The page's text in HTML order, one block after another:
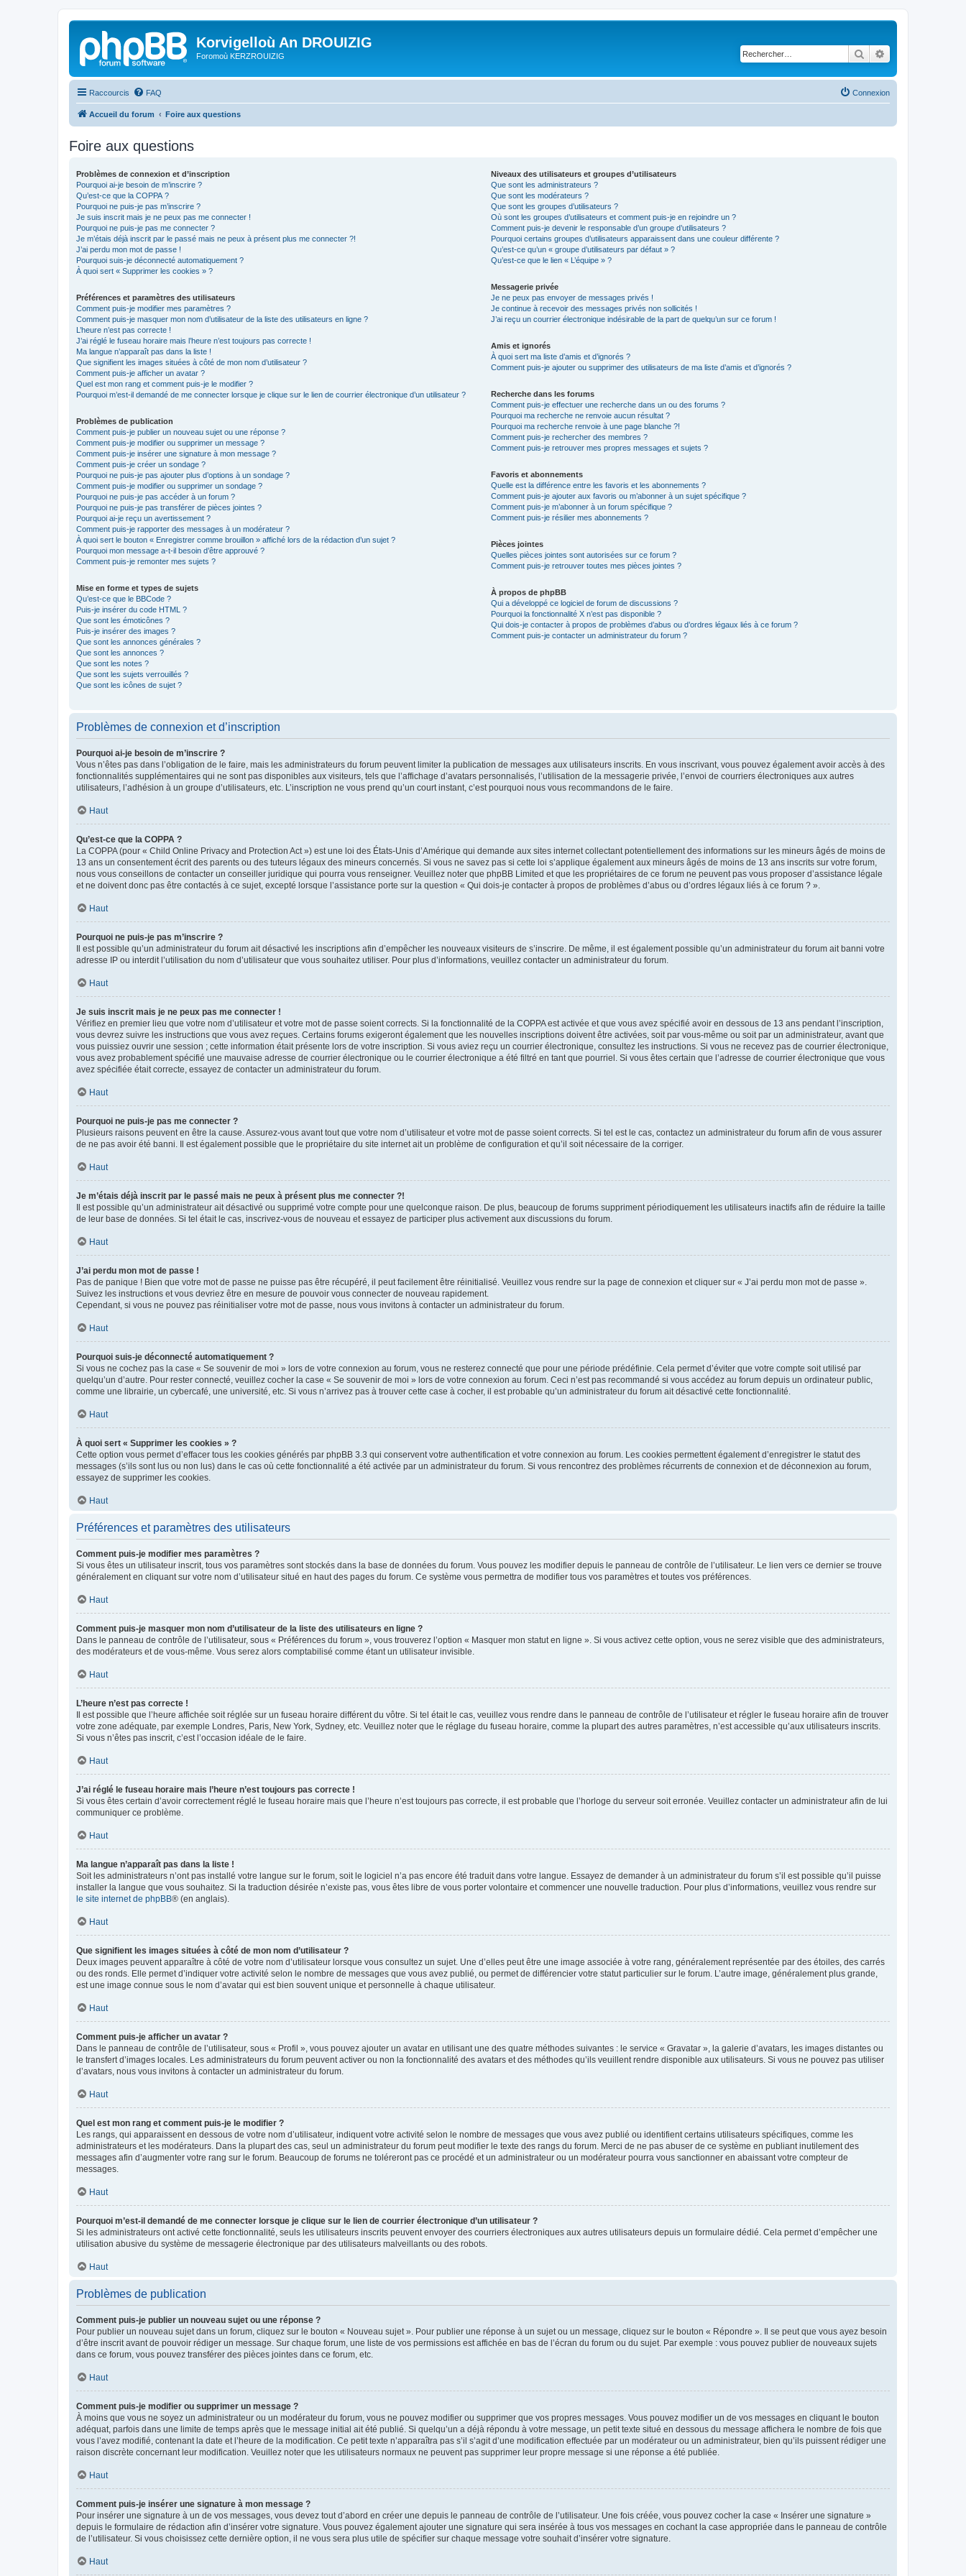
Korvigelloù An DROUIZIG
Foromoù KERZROUIZIG Rechercher
Raccourcis FAQ Connexion
Accueil du forum Foire aux questions
Foire aux questions
Problèmes de connexion et d’inscription
Pourquoi ai-je besoin de m’inscrire ?
Qu’est-ce que la COPPA ?
Pourquoi ne puis-je pas m’inscrire ?
Je suis inscrit mais je ne peux pas me connecter !
Pourquoi ne puis-je pas me connecter ?
Je m’étais déjà inscrit par le passé mais ne peux à présent plus me connecter ?!
J’ai perdu mon mot de passe !
Pourquoi suis-je déconnecté automatiquement ?
À quoi sert « Supprimer les cookies » ?
Préférences et paramètres des utilisateurs
Comment puis-je modifier mes paramètres ?
Comment puis-je masquer mon nom d’utilisateur de la liste des utilisateurs en ligne ?
L’heure n’est pas correcte !
J’ai réglé le fuseau horaire mais l’heure n’est toujours pas correcte !
Ma langue n’apparaît pas dans la liste !
Que signifient les images situées à côté de mon nom d’utilisateur ?
Comment puis-je afficher un avatar ?
Quel est mon rang et comment puis-je le modifier ?
Pourquoi m’est-il demandé de me connecter lorsque je clique sur le lien de courrier électronique d’un utilisateur ?
Problèmes de publication
Comment puis-je publier un nouveau sujet ou une réponse ?
Comment puis-je modifier ou supprimer un message ?
Comment puis-je insérer une signature à mon message ?
Comment puis-je créer un sondage ?
Pourquoi ne puis-je pas ajouter plus d’options à un sondage ?
Comment puis-je modifier ou supprimer un sondage ?
Pourquoi ne puis-je pas accéder à un forum ?
Pourquoi ne puis-je pas transférer de pièces jointes ?
Pourquoi ai-je reçu un avertissement ?
Comment puis-je rapporter des messages à un modérateur ?
À quoi sert le bouton « Enregistrer comme brouillon » affiché lors de la rédaction d’un sujet ?
Pourquoi mon message a-t-il besoin d’être approuvé ?
Comment puis-je remonter mes sujets ?
Mise en forme et types de sujets
Qu’est-ce que le BBCode ?
Puis-je insérer du code HTML ?
Que sont les émoticônes ?
Puis-je insérer des images ?
Que sont les annonces générales ?
Que sont les annonces ?
Que sont les notes ?
Que sont les sujets verrouillés ?
Que sont les icônes de sujet ?
Niveaux des utilisateurs et groupes d’utilisateurs
Que sont les administrateurs ?
Que sont les modérateurs ?
Que sont les groupes d’utilisateurs ?
Où sont les groupes d’utilisateurs et comment puis-je en rejoindre un ?
Comment puis-je devenir le responsable d’un groupe d’utilisateurs ?
Pourquoi certains groupes d’utilisateurs apparaissent dans une couleur différente ?
Qu’est-ce qu’un « groupe d’utilisateurs par défaut » ?
Qu’est-ce que le lien « L’équipe » ?
Messagerie privée
Je ne peux pas envoyer de messages privés !
Je continue à recevoir des messages privés non sollicités !
J’ai reçu un courrier électronique indésirable de la part de quelqu’un sur ce forum !
Amis et ignorés
À quoi sert ma liste d’amis et d’ignorés ?
Comment puis-je ajouter ou supprimer des utilisateurs de ma liste d’amis et d’ignorés ?
Recherche dans les forums
Comment puis-je effectuer une recherche dans un ou des forums ?
Pourquoi ma recherche ne renvoie aucun résultat ?
Pourquoi ma recherche renvoie à une page blanche ?!
Comment puis-je rechercher des membres ?
Comment puis-je retrouver mes propres messages et sujets ?
Favoris et abonnements
Quelle est la différence entre les favoris et les abonnements ?
Comment puis-je ajouter aux favoris ou m’abonner à un sujet spécifique ?
Comment puis-je m’abonner à un forum spécifique ?
Comment puis-je résilier mes abonnements ?
Pièces jointes
Quelles pièces jointes sont autorisées sur ce forum ?
Comment puis-je retrouver toutes mes pièces jointes ?
À propos de phpBB
Qui a développé ce logiciel de forum de discussions ?
Pourquoi la fonctionnalité X n’est pas disponible ?
Qui dois-je contacter à propos de problèmes d’abus ou d’ordres légaux liés à ce forum ?
Comment puis-je contacter un administrateur du forum ?
Problèmes de connexion et d’inscription
Pourquoi ai-je besoin de m’inscrire ?
Vous n’êtes pas dans l’obligation de le faire, mais les administrateurs du forum peuvent limiter la publication de messages aux utilisateurs inscrits. En vous inscrivant, vous pouvez également avoir accès à des
fonctionnalités supplémentaires qui ne sont pas disponibles aux visiteurs, tels que l’affichage d’avatars personnalisés, l’utilisation de la messagerie privée, l’envoi de courriers électroniques aux autres
utilisateurs, l’adhésion à un groupe d’utilisateurs, etc. L’inscription ne vous prend qu’un court instant, c’est pourquoi nous vous recommandons de le faire.
Haut
Qu’est-ce que la COPPA ?
La COPPA (pour « Child Online Privacy and Protection Act ») est une loi des États-Unis d’Amérique qui demande aux sites internet collectant potentiellement des informations sur les mineurs âgés de moins de
13 ans un consentement écrit des parents ou des tuteurs légaux des mineurs concernés. Si vous ne savez pas si cette loi s’applique également aux mineurs âgés de moins de 13 ans inscrits sur votre forum,
nous vous conseillons de contacter un conseiller juridique qui pourra vous renseigner. Veuillez noter que phpBB Limited et que les propriétaires de ce forum ne peuvent pas vous proposer d’assistance légale
et ne doivent donc pas être contactés à ce sujet, excepté lorsque l’assistance porte sur la question « Qui dois-je contacter à propos de problèmes d’abus ou d’ordres légaux liés à ce forum ? ».
Haut
Pourquoi ne puis-je pas m’inscrire ?
Il est possible qu’un administrateur du forum ait désactivé les inscriptions afin d’empêcher les nouveaux visiteurs de s’inscrire. De même, il est également possible qu’un administrateur du forum ait banni votre
adresse IP ou interdit l’utilisation du nom d’utilisateur que vous souhaitez utiliser. Pour plus d’informations, veuillez contacter un administrateur du forum.
Haut
Je suis inscrit mais je ne peux pas me connecter !
Vérifiez en premier lieu que votre nom d’utilisateur et votre mot de passe soient corrects. Si la fonctionnalité de la COPPA est activée et que vous avez spécifié avoir en dessous de 13 ans pendant l’inscription,
vous devrez suivre les instructions que vous avez reçues. Certains forums exigeront également que les nouvelles inscriptions doivent être activées, soit par vous-même ou soit par un administrateur, avant que
vous puissiez ouvrir une session ; cette information était présente lors de votre inscription. Si vous aviez reçu un courrier électronique, consultez les instructions. Si vous ne recevez pas de courrier électronique,
vous avez probablement spécifié une mauvaise adresse de courrier électronique ou le courrier électronique a été filtré en tant que pourriel. Si vous êtes certain que l’adresse de courrier électronique que vous
avez spécifiée était correcte, essayez de contacter un administrateur du forum.
Haut
Pourquoi ne puis-je pas me connecter ?
Plusieurs raisons peuvent en être la cause. Assurez-vous avant tout que votre nom d’utilisateur et votre mot de passe soient corrects. Si tel est le cas, contactez un administrateur du forum afin de vous assurer
de ne pas avoir été banni. Il est également possible que le propriétaire du site internet ait un problème de configuration et qu’il soit nécessaire de la corriger.
Haut
Je m’étais déjà inscrit par le passé mais ne peux à présent plus me connecter ?!
Il est possible qu’un administrateur ait désactivé ou supprimé votre compte pour une quelconque raison. De plus, beaucoup de forums suppriment périodiquement les utilisateurs inactifs afin de réduire la taille
de leur base de données. Si tel était le cas, inscrivez-vous de nouveau et essayez de participer plus activement aux discussions du forum.
Haut
J’ai perdu mon mot de passe !
Pas de panique ! Bien que votre mot de passe ne puisse pas être récupéré, il peut facilement être réinitialisé. Veuillez vous rendre sur la page de connexion et cliquer sur « J’ai perdu mon mot de passe ».
Suivez les instructions et vous devriez être en mesure de pouvoir vous connecter de nouveau rapidement.
Cependant, si vous ne pouvez pas réinitialiser votre mot de passe, nous vous invitons à contacter un administrateur du forum.
Haut
Pourquoi suis-je déconnecté automatiquement ?
Si vous ne cochez pas la case « Se souvenir de moi » lors de votre connexion au forum, vous ne resterez connecté que pour une période prédéfinie. Cela permet d’éviter que votre compte soit utilisé par
quelqu’un d’autre. Pour rester connecté, veuillez cocher la case « Se souvenir de moi » lors de votre connexion au forum. Ceci n’est pas recommandé si vous accédez au forum depuis un ordinateur public,
comme une librairie, un cybercafé, une université, etc. Si vous n’arrivez pas à trouver cette case à cocher, il est probable qu’un administrateur du forum ait désactivé cette fonctionnalité.
Haut
À quoi sert « Supprimer les cookies » ?
Cette option vous permet d’effacer tous les cookies générés par phpBB 3.3 qui conservent votre authentification et votre connexion au forum. Les cookies permettent également d’enregistrer le statut des
messages (s’ils sont lus ou non lus) dans le cas où cette fonctionnalité a été activée par un administrateur du forum. Si vous rencontrez des problèmes récurrents de connexion et de déconnexion au forum,
essayez de supprimer les cookies.
Haut
Préférences et paramètres des utilisateurs
Comment puis-je modifier mes paramètres ?
Si vous êtes un utilisateur inscrit, tous vos paramètres sont stockés dans la base de données du forum. Vous pouvez les modifier depuis le panneau de contrôle de l’utilisateur. Le lien vers ce dernier se trouve
généralement en cliquant sur votre nom d’utilisateur situé en haut des pages du forum. Ce système vous permettra de modifier tous vos paramètres et toutes vos préférences.
Haut
Comment puis-je masquer mon nom d’utilisateur de la liste des utilisateurs en ligne ?
Dans le panneau de contrôle de l’utilisateur, sous « Préférences du forum », vous trouverez l’option « Masquer mon statut en ligne ». Si vous activez cette option, vous ne serez visible que des administrateurs,
des modérateurs et de vous-même. Vous serez alors comptabilisé comme étant un utilisateur invisible.
Haut
L’heure n’est pas correcte !
Il est possible que l’heure affichée soit réglée sur un fuseau horaire différent du vôtre. Si tel était le cas, veuillez vous rendre dans le panneau de contrôle de l’utilisateur et régler le fuseau horaire afin de trouver
votre zone adéquate, par exemple Londres, Paris, New York, Sydney, etc. Veuillez noter que le réglage du fuseau horaire, comme la plupart des autres paramètres, n’est accessible qu’aux utilisateurs inscrits.
Si vous n’êtes pas inscrit, c’est l’occasion idéale de le faire.
Haut
J’ai réglé le fuseau horaire mais l’heure n’est toujours pas correcte !
Si vous êtes certain d’avoir correctement réglé le fuseau horaire mais que l’heure n’est toujours pas correcte, il est probable que l’horloge du serveur soit erronée. Veuillez contacter un administrateur afin de lui
communiquer ce problème.
Haut
Ma langue n’apparaît pas dans la liste !
Soit les administrateurs n’ont pas installé votre langue sur le forum, soit le logiciel n’a pas encore été traduit dans votre langue. Essayez de demander à un administrateur du forum s’il est possible qu’il puisse
installer la langue que vous souhaitez. Si la traduction désirée n’existe pas, vous êtes libre de vous porter volontaire et commencer une nouvelle traduction. Pour plus d’informations, veuillez vous rendre sur
le site internet de phpBB® (en anglais).
Haut
Que signifient les images situées à côté de mon nom d’utilisateur ?
Deux images peuvent apparaître à côté de votre nom d’utilisateur lorsque vous consultez un sujet. Une d’elles peut être une image associée à votre rang, généralement représentée par des étoiles, des carrés
ou des ronds. Elle permet d’indiquer votre activité selon le nombre de messages que vous avez publié, ou permet de différencier votre statut particulier sur le forum. L’autre image, généralement plus grande,
est une image connue sous le nom d’avatar qui est bien souvent unique et personnelle à chaque utilisateur.
Haut
Comment puis-je afficher un avatar ?
Dans le panneau de contrôle de l’utilisateur, sous « Profil », vous pouvez ajouter un avatar en utilisant une des quatre méthodes suivantes : le service « Gravatar », la galerie d’avatars, les images distantes ou
le transfert d’images locales. Les administrateurs du forum peuvent activer ou non la fonctionnalité des avatars et des méthodes qu’ils veuillent rendre disponible aux utilisateurs. Si vous ne pouvez pas utiliser
d’avatars, nous vous invitons à contacter un administrateur du forum.
Haut
Quel est mon rang et comment puis-je le modifier ?
Les rangs, qui apparaissent en dessous de votre nom d’utilisateur, indiquent votre activité selon le nombre de messages que vous avez publié ou identifient certains utilisateurs spécifiques, comme les
administrateurs et les modérateurs. Dans la plupart des cas, seul un administrateur du forum peut modifier le texte des rangs du forum. Merci de ne pas abuser de ce système en publiant inutilement des
messages afin d’augmenter votre rang sur le forum. Beaucoup de forums ne toléreront pas ce procédé et un administrateur ou un modérateur pourra vous sanctionner en abaissant votre compteur de
messages.
Haut
Pourquoi m’est-il demandé de me connecter lorsque je clique sur le lien de courrier électronique d’un utilisateur ?
Si les administrateurs ont activé cette fonctionnalité, seuls les utilisateurs inscrits peuvent envoyer des courriers électroniques aux autres utilisateurs depuis un formulaire dédié. Cela permet d’empêcher une
utilisation abusive du système de messagerie électronique par des utilisateurs malveillants ou des robots.
Haut
Problèmes de publication
Comment puis-je publier un nouveau sujet ou une réponse ?
Pour publier un nouveau sujet dans un forum, cliquez sur le bouton « Nouveau sujet ». Pour publier une réponse à un sujet ou un message, cliquez sur le bouton « Répondre ». Il se peut que vous ayez besoin
d’être inscrit avant de pouvoir rédiger un message. Sur chaque forum, une liste de vos permissions est affichée en bas de l’écran du forum ou du sujet. Par exemple : vous pouvez publier de nouveaux sujets
dans ce forum, vous pouvez transférer des pièces jointes dans ce forum, etc.
Haut
Comment puis-je modifier ou supprimer un message ?
À moins que vous ne soyez un administrateur ou un modérateur du forum, vous ne pouvez modifier ou supprimer que vos propres messages. Vous pouvez modifier un de vos messages en cliquant le bouton
adéquat, parfois dans une limite de temps après que le message initial ait été publié. Si quelqu’un a déjà répondu à votre message, un petit texte situé en dessous du message affichera le nombre de fois que
vous l’avez modifié, contenant la date et l’heure de la modification. Ce petit texte n’apparaîtra pas s’il s’agit d’une modification effectuée par un modérateur ou un administrateur, bien qu’ils puissent rédiger une
raison discrète concernant leur modification. Veuillez noter que les utilisateurs normaux ne peuvent pas supprimer leur propre message si une réponse a été publiée.
Haut
Comment puis-je insérer une signature à mon message ?
Pour insérer une signature à un de vos messages, vous devez tout d’abord en créer une depuis le panneau de contrôle de l’utilisateur. Une fois créée, vous pouvez cocher la case « Insérer une signature »
depuis le formulaire de rédaction afin d’insérer votre signature. Vous pouvez également ajouter une signature qui sera insérée à tous vos messages en cochant la case appropriée dans le panneau de contrôle
de l’utilisateur. Si vous choisissez cette dernière option, il ne vous sera plus utile de spécifier sur chaque message votre souhait d’insérer votre signature.
Haut